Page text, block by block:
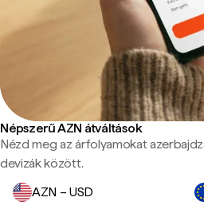
Népszerű AZN átváltások
Nézd meg az árfolyamokat
devizák között.
AZN – USD